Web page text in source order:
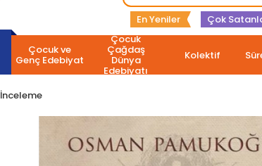
En Yeniler Çok
Çocuk ve
Genç Edebiyat
Çocuk
Çağdaş
Dünya
Edebiyatı
Kolektif
İnceleme